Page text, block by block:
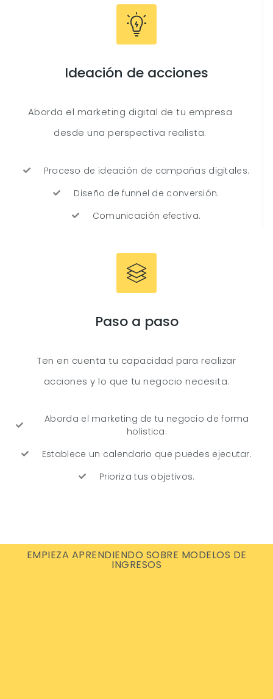
Ideación de acciones
Aborda el marketing digital de tu empresa
desde una perspectiva realista.
Proceso de ideación de campañas digitales.
Diseño de funnel de conversión.
Comunicación efectiva.
Paso a paso
Ten en cuenta tu capacidad para realizar
acciones y lo que tu negocio necesita.
Aborda el marketing de tu negocio de forma
holistica.
Establece un calendario que puedes ejecutar.
Prioriza tus objetivos.
EMPIEZA APRENDIENDO SOBRE MODELOS DE
INGRESOS